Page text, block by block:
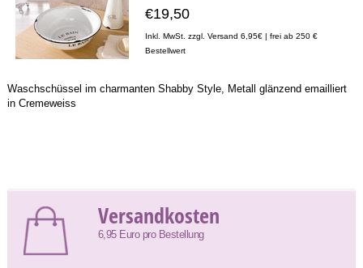
Waschschüssel im charmanten Shabby Style, Metall glänzend emailliert
in Cremeweiss
€19,50
Inkl. MwSt. zzgl. Versand 6,95€ | frei ab 250 €
Bestellwert
Versandkosten
6,95 Euro pro Bestellung